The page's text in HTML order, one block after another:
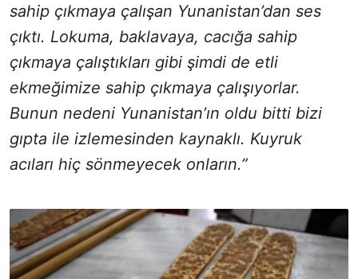
sahip çıkmaya çalışan Yunanistan’dan ses
çıktı. Lokuma, baklavaya, cacığa sahip
çıkmaya çalıştıkları gibi şimdi de etli
ekmeğimize sahip çıkmaya çalışıyorlar.
Bunun nedeni Yunanistan’ın oldu bitti bizi
gıpta ile izlemesinden kaynaklı. Kuyruk
acıları hiç sönmeyecek onların.”